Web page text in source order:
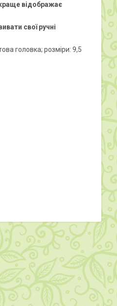
відображає
свої ручні
головка; розміри: 9,5